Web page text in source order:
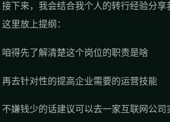
接下来，我会结合我个人的转行经验分
这里放上提纲：
咱得先了解清楚这个岗位的职责是啥
再去针对性的提高企业需要的运营技能
不嫌钱少的话建议可以去一家互联网公司